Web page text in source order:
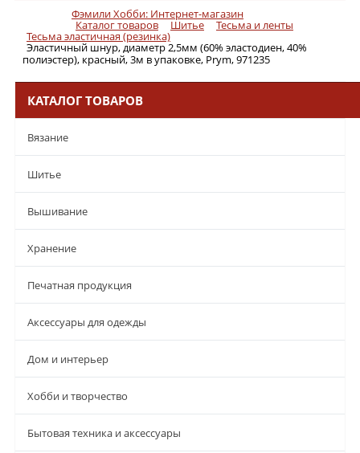
Фэмили Хобби: Интернет-магазин
Каталог товаров Шитье Тесьма и ленты
Тесьма эластичная (резинка)
Эластичный шнур, диаметр 2,5мм (60% эластодиен, 40%
полиэстер), красный, 3м в упаковке, Prym, 971235
КАТАЛОГ ТОВАРОВ
Вязание
Шитье
Вышивание
Хранение
Печатная продукция
Аксессуары для одежды
Дом и интерьер
Хобби и творчество
Бытовая техника и аксессуары